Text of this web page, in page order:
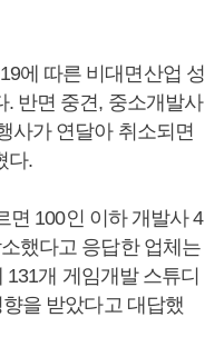
에 따른 비대면산업 성
반면 중견, 중소개발사
사가 연달아 취소되면
다.
면 100인 이하 개발사 4
했다고 응답한 업체는
개 게임개발 스튜디
을 받았다고 대답했